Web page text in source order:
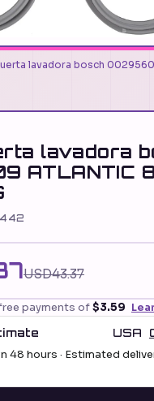
lavadora bosch
lavadora
ATLANTIC
USD43.37
payments of$3.59
USA
48 hours · Estimated